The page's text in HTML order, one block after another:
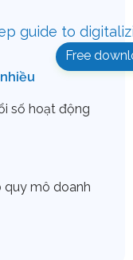
Free
số hoạt động
quy mô doanh